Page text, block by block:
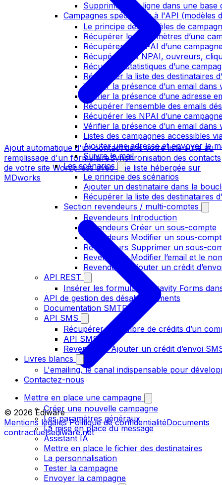
Supprimer une ligne dans une base
Campagnes spécifiques à l'API (modèles
Le principe des modèles de
Récupérer les paramètres d’une
Récupérer les NPAI d’une
Récupérer des NPAI, ouvreurs,
Récupérer statistiques d’une
Récupérer la liste des destinataires
Vérifier la présence d’un email dans
Vérifier la présence d’une adresse
Récupérer l’ensemble des emails
Récupérer les NPAI d’une
Vérifier la présence d’un email dans
Listes des campagnes accessibles
Ajouter une adresse et envoyer le
Suivre le mail
Les scénarios
Le principe des scénarios
Ajouter un destinataire dans la
Récupérer la liste des destinataires
Section revendeurs / multi-comptes
Revendeurs Introduction
Revendeurs Créer un sous-compte
Revendeurs Modifier un sous-
Revendeurs Supprimer un sous-
Revendeurs Modifier l’email et le
Revendeurs Ajouter un crédit
API REST
Insérer les formulaires gravity Forms
API de gestion des désabonnements
Documentation SMTP
API SMS
Récupérer le nombre de crédits d’un
API SMS V2
Revendeurs Ajouter un crédit d’envoi
Livres blancs
L'emailing, le canal indispensable pour
Contactez-nous
Mettre en place une campagne
Créer une nouvelle campagne
Les paramètres généraux
La mise en place du message
Assistant IA
Mettre en place le fichier des destinataires
La personnalisation
Tester la campagne
Envoyer la campagne
Ajout automatique d'un contact dans votre liste suite au
remplissage d'un formulaireSynchronisation des contacts
de votre site Wordpress avec une liste hébergée sur
MDworks
© 2026 Ediware
Mentions légales Politique de confidentialitéDocuments
contractuelsediware.net